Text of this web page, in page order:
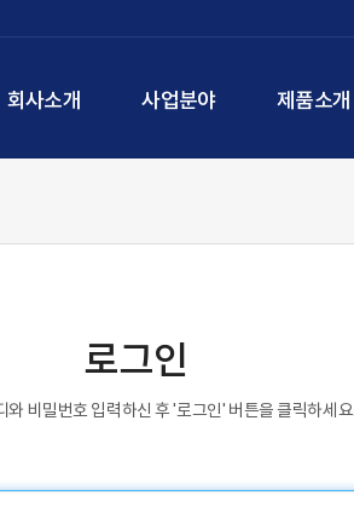
회사소개 사업분야 제품소개
로그인
와 비밀번호 입력하신 후 '로그인' 버튼을 클릭하세요.